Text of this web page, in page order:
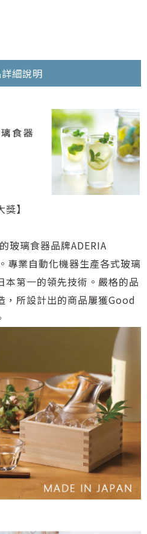
細說明
】
玻璃食器品牌ADERIA
專業自動化機器生產各式玻璃
本第一的領先技術。嚴格的品
，所設計出的商品屢獲Good